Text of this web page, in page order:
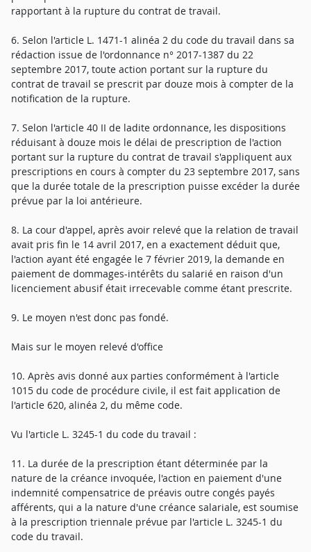
rapportant à la rupture du contrat de travail.
6. Selon l'article L. 1471-1 alinéa 2 du code du travail dans sa
rédaction issue de l'ordonnance n° 2017-1387 du 22
septembre 2017, toute action portant sur la rupture du
contrat de travail se prescrit par douze mois à compter de la
notification de la rupture.
7. Selon l'article 40 II de ladite ordonnance, les dispositions
réduisant à douze mois le délai de prescription de l'action
portant sur la rupture du contrat de travail s'appliquent aux
prescriptions en cours à compter du 23 septembre 2017, sans
que la durée totale de la prescription puisse excéder la durée
prévue par la loi antérieure.
8. La cour d'appel, après avoir relevé que la relation de travail
avait pris fin le 14 avril 2017, en a exactement déduit que,
l'action ayant été engagée le 7 février 2019, la demande en
paiement de dommages-intérêts du salarié en raison d'un
licenciement abusif était irrecevable comme étant prescrite.
9. Le moyen n'est donc pas fondé.
Mais sur le moyen relevé d'office
10. Après avis donné aux parties conformément à l'article
1015 du code de procédure civile, il est fait application de
l'article 620, alinéa 2, du même code.
Vu l'article L. 3245-1 du code du travail :
11. La durée de la prescription étant déterminée par la
nature de la créance invoquée, l'action en paiement d'une
indemnité compensatrice de préavis outre congés payés
afférents, qui a la nature d'une créance salariale, est soumise
à la prescription triennale prévue par l'article L. 3245-1 du
code du travail.